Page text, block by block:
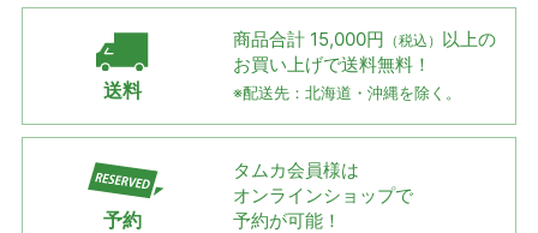
送料
商品合計 15,000円 （税込） 以上の
お買い上げで送料無料！
※配送先：北海道・沖縄を除く。
予約
タムカ会員様は
オンラインショップで
予約が可能！